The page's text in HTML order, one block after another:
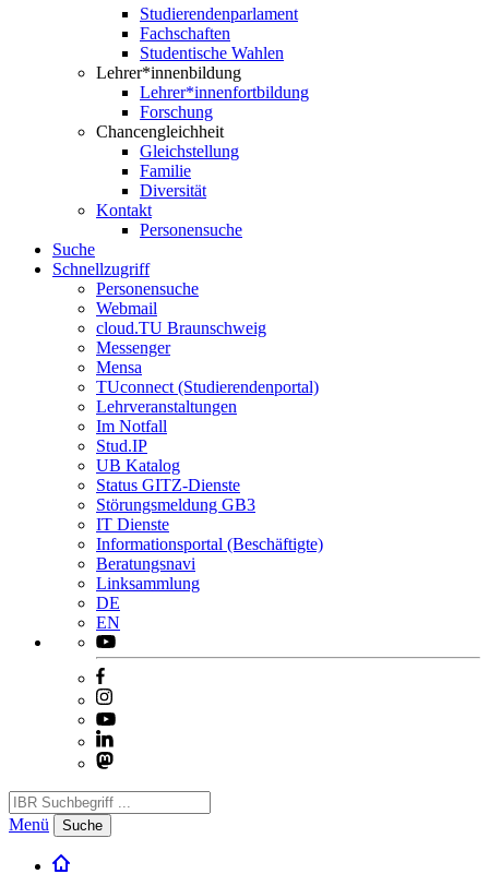
Studierendenparlament
Fachschaften
Studentische Wahlen
Lehrer*innenbildung
Lehrer*innenfortbildung
Forschung
Chancengleichheit
Gleichstellung
Familie
Diversität
Kontakt
Personensuche
Suche
Schnellzugriff
Personensuche
Webmail
cloud.TU Braunschweig
Messenger
Mensa
TUconnect (Studierendenportal)
Lehrveranstaltungen
Im Notfall
Stud.IP
UB Katalog
Status GITZ-Dienste
Störungsmeldung GB3
IT Dienste
Informationsportal (Beschäftigte)
Beratungsnavi
Linksammlung
DE
EN
Menü Suche